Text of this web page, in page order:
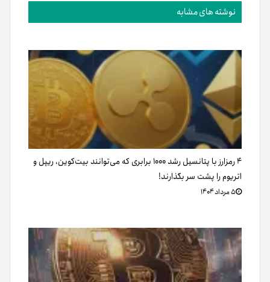
نوشته های مشابه
۴ رمزارز با پتانسیل رشد ۱۰۰۰ برابری که می‌توانند بیت‌کوین، ریپل و
اتریوم را پشت سر بگذارند!
۵ مرداد ۱۴۰۴